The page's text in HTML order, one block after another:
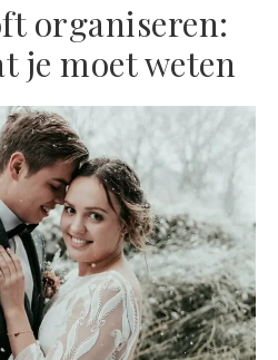
organiseren:
je moet weten